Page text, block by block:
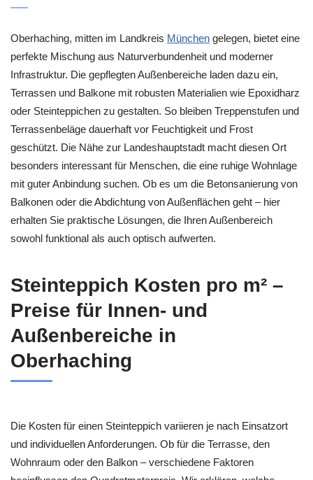
Oberhaching, mitten im Landkreis München gelegen, bietet eine
perfekte Mischung aus Naturverbundenheit und moderner
Infrastruktur. Die gepflegten Außenbereiche laden dazu ein,
Terrassen und Balkone mit robusten Materialien wie Epoxidharz
oder Steinteppichen zu gestalten. So bleiben Treppenstufen und
Terrassenbeläge dauerhaft vor Feuchtigkeit und Frost
geschützt. Die Nähe zur Landeshauptstadt macht diesen Ort
besonders interessant für Menschen, die eine ruhige Wohnlage
mit guter Anbindung suchen. Ob es um die Betonsanierung von
Balkonen oder die Abdichtung von Außenflächen geht – hier
erhalten Sie praktische Lösungen, die Ihren Außenbereich
sowohl funktional als auch optisch aufwerten.
Steinteppich Kosten pro m² –
Preise für Innen- und
Außenbereiche in
Oberhaching
Die Kosten für einen Steinteppich variieren je nach Einsatzort
und individuellen Anforderungen. Ob für die Terrasse, den
Wohnraum oder den Balkon – verschiedene Faktoren